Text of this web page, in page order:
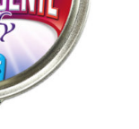
/